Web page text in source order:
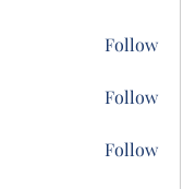
Follow
Follow
Follow